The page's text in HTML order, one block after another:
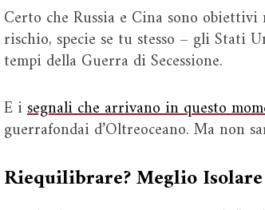
Certo che Russia e Cina sono
rischio, specie se tu stesso – gli Stati
tempi della Guerra di Secessione.
E isegnali che arrivano in questo
guerrafondai d’Oltreoceano. Ma non
Riequilibrare? Meglio